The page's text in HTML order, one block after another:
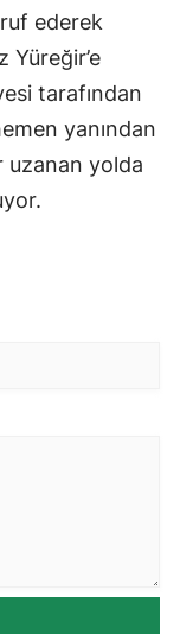
ederek
Yüreğir’e
tarafından
yanından
uzanan yolda